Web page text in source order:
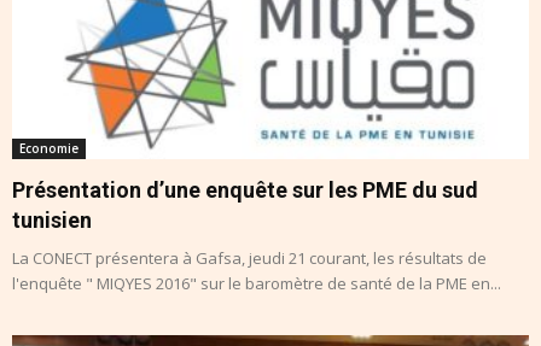
Economie
Présentation d’une enquête sur les PME du sud
tunisien
La CONECT présentera à Gafsa, jeudi 21 courant, les résultats de
l'enquête " MIQYES 2016" sur le baromètre de santé de la PME en...